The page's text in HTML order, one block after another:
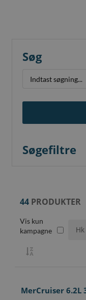
Søg
Søgefiltre
44PRODUKTER
Vis kun
kampagne
MerCruiser